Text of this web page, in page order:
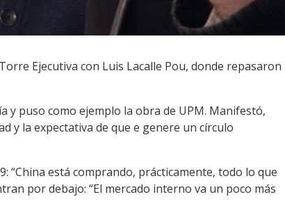
Ejecutiva con Luis Lacalle Pou, donde repasaron
y puso como ejemplo la obra de UPM. Manifestó,
y la expectativa de que e genere un círculo
“China está comprando, prácticamente, todo lo que
por debajo: “El mercado interno va un poco más